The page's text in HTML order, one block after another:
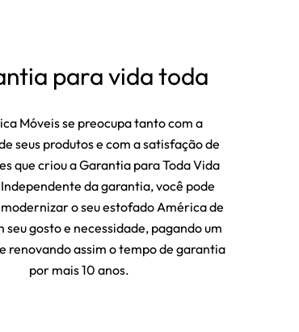
para vida toda
Móveis se preocupa tanto com a
seus produtos e com a satisfação de
que criou a Garantia para Toda Vida
da garantia, você pode
o seu estofado América de
seu gosto e necessidade, pagando um
renovando assim o tempo de garantia
por mais 10 anos.